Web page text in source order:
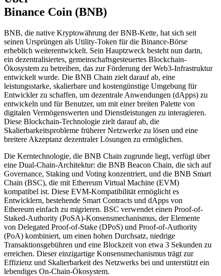
Binance Coin (BNB)
BNB, die native Kryptowährung der BNB-Kette, hat sich seit
seinen Ursprüngen als Utility-Token für die Binance-Börse
erheblich weiterentwickelt. Sein Hauptzweck besteht nun darin,
ein dezentralisiertes, gemeinschaftsgesteuertes Blockchain-
Ökosystem zu betreiben, das zur Förderung der Web3-Infrastruktur
entwickelt wurde. Die BNB Chain zielt darauf ab, eine
leistungsstarke, skalierbare und kostengünstige Umgebung für
Entwickler zu schaffen, um dezentrale Anwendungen (dApps) zu
entwickeln und für Benutzer, um mit einer breiten Palette von
digitalen Vermögenswerten und Dienstleistungen zu interagieren.
Diese Blockchain-Technologie zielt darauf ab, die
Skalierbarkeitsprobleme früherer Netzwerke zu lösen und eine
breitere Akzeptanz dezentraler Lösungen zu ermöglichen.
Die Kerntechnologie, die BNB Chain zugrunde liegt, verfügt über
eine Dual-Chain-Architektur: die BNB Beacon Chain, die sich auf
Governance, Staking und Voting konzentriert, und die BNB Smart
Chain (BSC), die mit Ethereum Virtual Machine (EVM)
kompatibel ist. Diese EVM-Kompatibilität ermöglicht es
Entwicklern, bestehende Smart Contracts und dApps von
Ethereum einfach zu migrieren. BSC verwendet einen Proof-of-
Staked-Authority (PoSA)-Konsensmechanismus, der Elemente
von Delegated Proof-of-Stake (DPoS) und Proof-of-Authority
(PoA) kombiniert, um einen hohen Durchsatz, niedrige
Transaktionsgebühren und eine Blockzeit von etwa 3 Sekunden zu
erreichen. Dieser einzigartige Konsensmechanismus trägt zur
Effizienz und Skalierbarkeit des Netzwerks bei und unterstützt ein
lebendiges On-Chain-Ökosystem.